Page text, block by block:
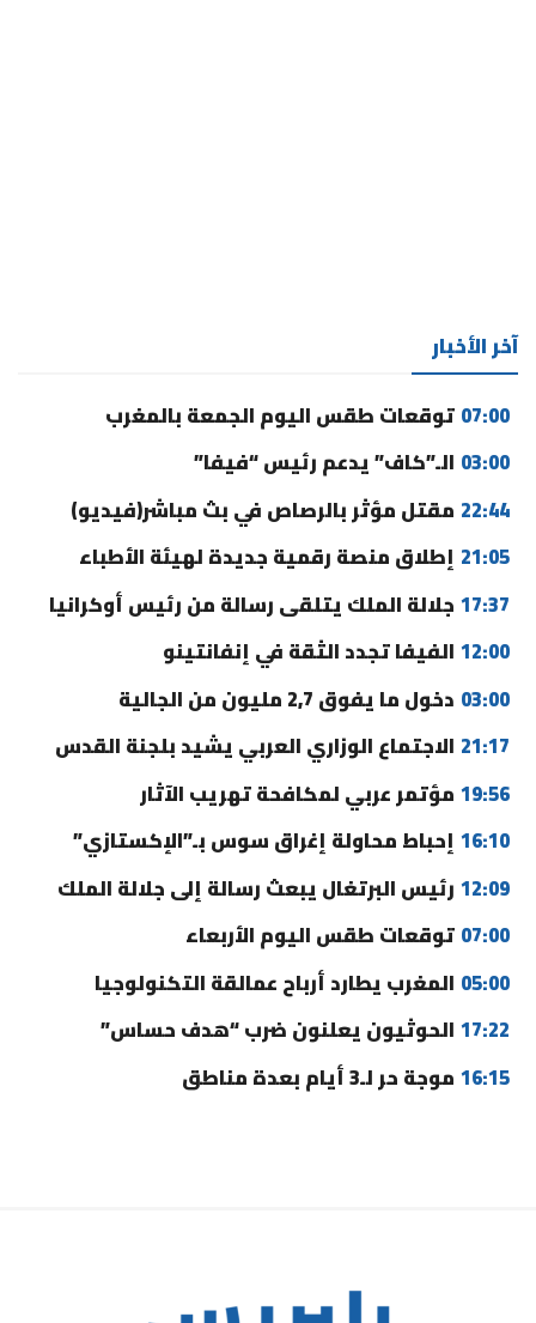
آخر الأخبار
07:00 توقعات طقس اليوم الجمعة بالمغرب
03:00 الـ”كاف” يدعم رئيس “فيفا”
22:44 مقتل مؤثر بالرصاص في بث مباشر(فيديو)
21:05 إطلاق منصة رقمية جديدة لهيئة الأطباء
17:37 جلالة الملك يتلقى رسالة من رئيس أوكرانيا
12:00 الفيفا تجدد الثقة في إنفانتينو
03:00 دخول ما يفوق 2,7 مليون من الجالية
21:17 الاجتماع الوزاري العربي يشيد بلجنة القدس
19:56 مؤتمر عربي لمكافحة تهريب الآثار
16:10 إحباط محاولة إغراق سوس بـ”الإكستازي”
12:09 رئيس البرتغال يبعث رسالة إلى جلالة الملك
07:00 توقعات طقس اليوم الأربعاء
05:00 المغرب يطارد أرباح عمالقة التكنولوجيا
17:22 الحوثيون يعلنون ضرب “هدف حساس”
16:15 موجة حر لـ3 أيام بعدة مناطق